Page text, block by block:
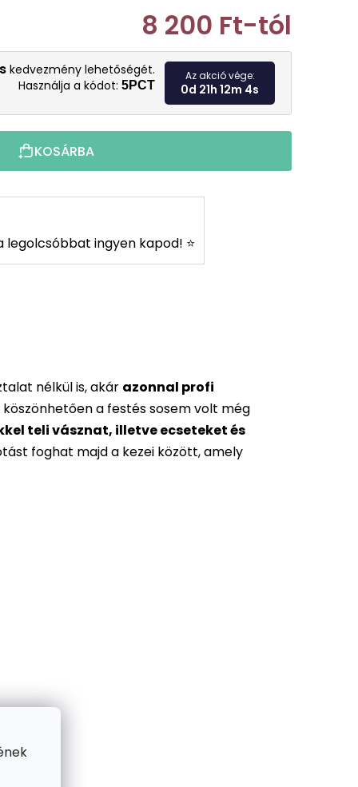
8 200 Ft-tól
Egységár:
kedvezmény lehetőségét.
Használja a kódot: 5PCT
Az akció vége:
0d 21h 12m 3s
KOSÁRBA
legolcsóbbat ingyen kapod! ⭐
nélkül is, akár azonnal profi
a festés sosem volt még
teli vásznat, illetve ecseteket és
foghat majd a kezei között, amely